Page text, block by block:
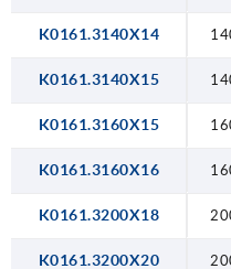
K0161.3140X14
K0161.3140X15
K0161.3160X15
K0161.3160X16
K0161.3200X18
K0161.3200X20